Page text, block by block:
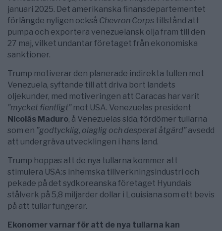
januari 2025. Det amerikanska finansdepartementet
förlängde nyligen också Chevron Corps tillstånd att
pumpa och exportera venezuelansk olja fram till den
27 maj, vilket undantar företaget från ekonomiska
sanktioner.
Trump motiverar den planerade indirekta tullen mot
Venezuela, syftande till att driva bort landets
oljekunder, med motiveringen att Caracas har varit
”mycket fientligt”mot USA. Venezuelas president
Nicolás Maduro, å Venezuelas sida, fördömer tullarna
som en ”godtycklig, olaglig och desperat åtgärd”avsedd
att undergräva utvecklingen i hans land.
Trump hoppas att de nya tullarna kommer att
stimulera USA:s inhemska tillverkningsindustri och
pekade på det sydkoreanska företaget Hyundais
stålverk på 5,8 miljarder dollar i Louisiana som ett bevis
på att tullar fungerar.
Ekonomer varnar för att de nya tullarna kan